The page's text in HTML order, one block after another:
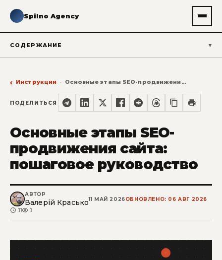
Spilno Agency
СОДЕРЖАНИЕ
Инструкции Основные этапы SEO-продвижения сайта: пошаговое руководство
ПОДЕЛИТЬСЯ
Основные этапы SEO-
продвижения сайта:
пошаговое руководство
АВТОР
Валерій Красько11 МАЙ 2026ОБНОВЛЕНО: 06 АВГ 2026
11
1